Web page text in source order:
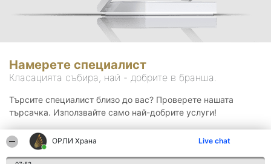
ОРЛИ Храна Live chat
Намерете специалист
Класацията събира, най - добрите в бранша.
Търсите специалист близо до вас? Проверете нашата
търсачка. Използвайте само най-добрите услуги!